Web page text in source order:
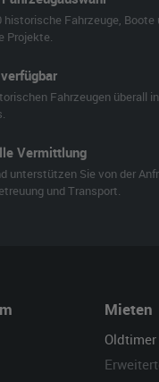
historische Fahrzeuge, Boote
Projekte.
Fahrzeugen überall
Vermittlung
unterstützen Sie von der
und Transport.
Mieten